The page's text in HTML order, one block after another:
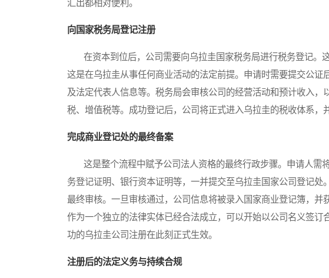
汇出都相对便利。
向国家税务局登记注册
在资本到位后，公司需要向乌拉圭国家税务局进行税务登记。这
这是在乌拉圭从事任何商业活动的法定前提。申请时需要提交公证
及法定代表人信息等。税务局会审核公司的经营活动和预计收入
税、增值税等。成功登记后，公司将正式进入乌拉圭的税收体系，
完成商业登记处的最终备案
这是整个流程中赋予公司法人资格的最终行政步骤。申请人需
务登记证明、银行资本证明等，一并提交至乌拉圭国家公司登记
最终审核。一旦审核通过，公司信息将被录入国家商业登记簿，并
作为一个独立的法律实体已经合法成立，可以开始以公司名义签
功的乌拉圭公司注册在此刻正式生效。
注册后的法定义务与持续合规